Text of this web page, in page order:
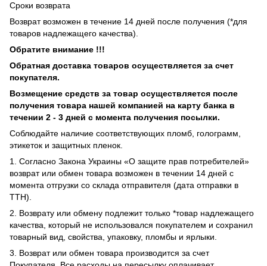
Сроки возврата
Возврат возможен в течение 14 дней после получения (*для
товаров надлежащего качества).
Обратите внимание !!!
Обратная доставка товаров осуществляется за счет
покупателя.
Возмещение средств за товар осуществляется после
получения товара нашей компанией на карту банка в
течении 2 - 3 дней с момента получения посылки.
Соблюдайте наличие соответствующих пломб, голограмм,
этикеток и защитных пленок.
1. Согласно Закона Украины «О защите прав потребителей»
возврат или обмен товара возможен в течении 14 дней с
момента отгрузки со склада отправителя (дата отправки в
ТТН).
2. Возврату или обмену подлежит только *товар надлежащего
качества, который не использовался покупателем и сохранил
товарный вид, свойства, упаковку, пломбы и ярлыки.
3. Возврат или обмен товара производится за счет